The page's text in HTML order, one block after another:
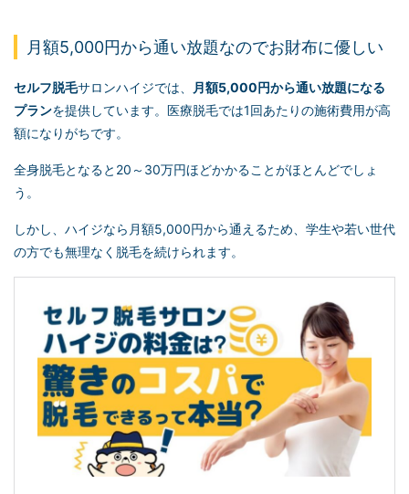
月額5,000円から通い放題なのでお財布に優しい
セルフ脱毛サロンハイジでは、
月額5,000円から通い放題になる
プランを提供しています。医療脱毛では1回あたりの施術費用が高
額になりがちです。
全身脱毛となると20～30万円ほどかかることがほとんどでしょ
う。
しかし、ハイジなら月額5,000円から通えるため、学生や若い世代
の方でも無理なく脱毛を続けられます。